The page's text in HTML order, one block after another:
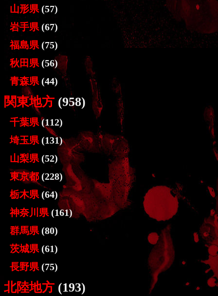
山形県 (57)
岩手県 (67)
福島県 (75)
秋田県 (56)
青森県 (44)
関東地方 (958)
千葉県(112)
埼玉県 (131)
山梨県 (52)
東京都(228)
栃木県 (64)
神奈川県 (161)
群馬県 (80)
茨城県 (61)
長野県 (75)
北陸地方 (193)